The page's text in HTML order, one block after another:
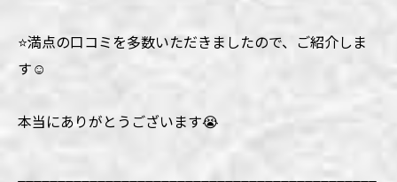
⭐️満点の口コミを多数いただきましたので、ご紹介しま
す☺️
本当にありがとうございます😭
_____________________________________________